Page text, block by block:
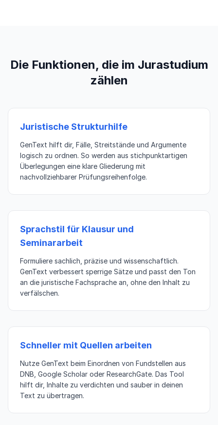
Die Funktionen, die im Jurastudium
zählen
Juristische Strukturhilfe
GenText hilft dir, Fälle, Streitstände und Argumente
logisch zu ordnen. So werden aus stichpunktartigen
Überlegungen eine klare Gliederung mit
nachvollziehbarer Prüfungsreihenfolge.
Sprachstil für Klausur und
Seminararbeit
Formuliere sachlich, präzise und wissenschaftlich.
GenText verbessert sperrige Sätze und passt den Ton
an die juristische Fachsprache an, ohne den Inhalt zu
verfälschen.
Schneller mit Quellen arbeiten
Nutze GenText beim Einordnen von Fundstellen aus
DNB, Google Scholar oder ResearchGate. Das Tool
hilft dir, Inhalte zu verdichten und sauber in deinen
Text zu übertragen.